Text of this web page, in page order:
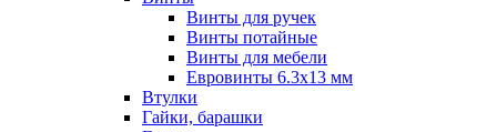
Винты для ручек
Винты потайные
Винты для мебели
Евровинты 6.3х13 мм
Втулки
Гайки, барашки